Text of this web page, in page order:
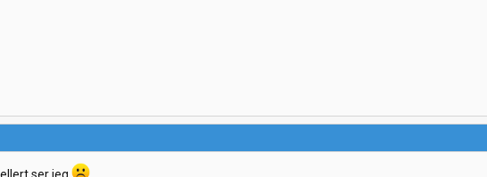
ser jeg